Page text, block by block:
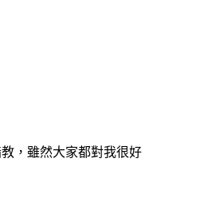
，雖然大家都對我很好